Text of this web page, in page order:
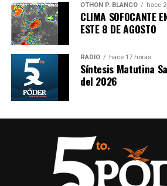
OTHON P. BLANCO hace
CLIMA SOFOCANTE
ESTE 8 DE AGOSTO
RADIO hace 17 horas
Síntesis Matutina
del 2026